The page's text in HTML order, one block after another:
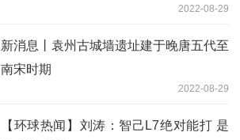
2022-08-29
新消息丨袁州古城墙遗址建于晚唐五代至
南宋时期
2022-08-29
【环球热闻】刘涛：智己L7绝对能打 是